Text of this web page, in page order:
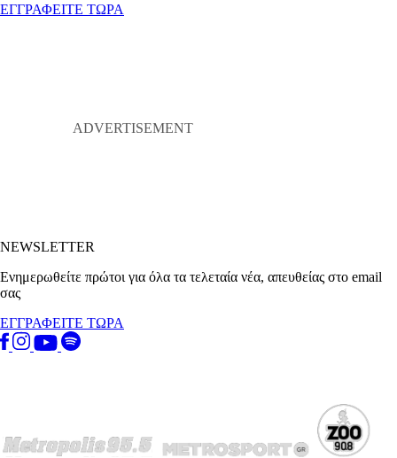
ΕΓΓΡΑΦΕΙΤΕ ΤΩΡΑ
NEWSLETTER
Ενημερωθείτε πρώτοι για όλα τα τελεταία νέα, απευθείας στο email
σας
ΕΓΓΡΑΦΕΙΤΕ ΤΩΡΑ